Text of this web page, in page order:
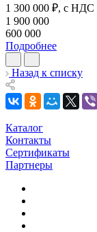
1 300 000 ₽, с НДС
1 900 000
600 000
Подробнее
Назад к списку
Каталог
Контакты
Сертификаты
Партнеры